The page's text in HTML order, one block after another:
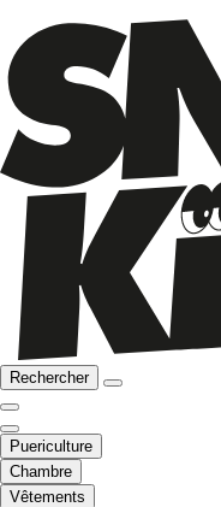
Rechercher
Puericulture
Chambre
Vêtements